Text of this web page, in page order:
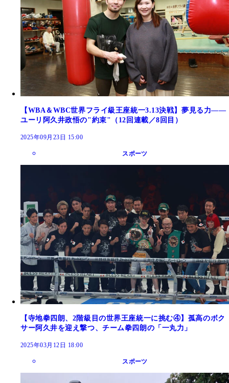
【WBA＆WBC世界フライ級王座統一3.13決戦】夢見る力――
ユーリ阿久井政悟の"約束"（12回連載／8回目）
2025年09月23日 15:00
スポーツ
【寺地拳四朗、2階級目の世界王座統一に挑む④】孤高のボク
サー阿久井を迎え撃つ、チーム拳四朗の「一丸力」
2025年03月12日 18:00
スポーツ